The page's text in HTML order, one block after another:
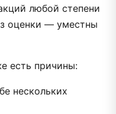
любой степени
оценки — уместны
есть причины:
нескольких